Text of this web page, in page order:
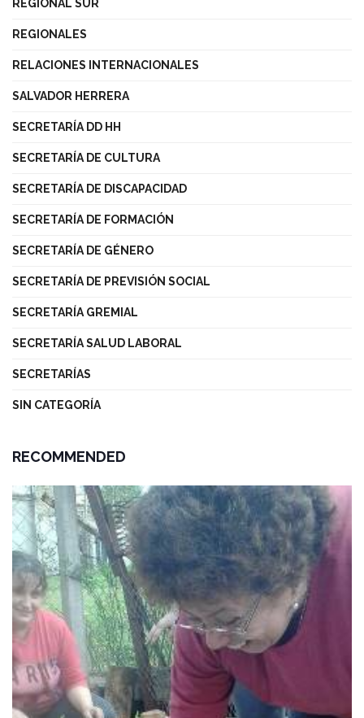
REGIONAL SUR
REGIONALES
RELACIONES INTERNACIONALES
SALVADOR HERRERA
SECRETARÍA DD HH
SECRETARÍA DE CULTURA
SECRETARÍA DE DISCAPACIDAD
SECRETARÍA DE FORMACIÓN
SECRETARÍA DE GÉNERO
SECRETARÍA DE PREVISIÓN SOCIAL
SECRETARÍA GREMIAL
SECRETARÍA SALUD LABORAL
SECRETARÍAS
SIN CATEGORÍA
RECOMMENDED